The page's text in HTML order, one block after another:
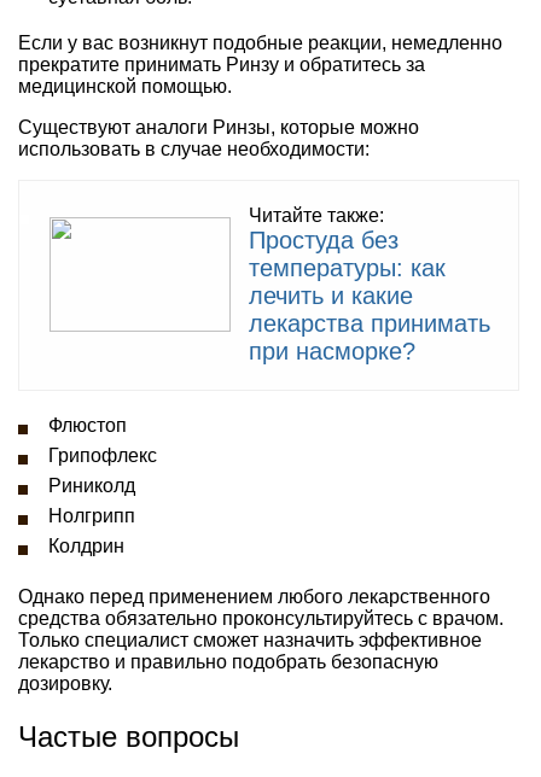
Если у вас возникнут подобные реакции, немедленно
прекратите принимать Ринзу и обратитесь за
медицинской помощью.
Существуют аналоги Ринзы, которые можно
использовать в случае необходимости:
Читайте также:
Простуда без
температуры: как
лечить и какие
лекарства принимать
при насморке?
Флюстоп
Грипофлекс
Риниколд
Нолгрипп
Колдрин
Однако перед применением любого лекарственного
средства обязательно проконсультируйтесь с врачом.
Только специалист сможет назначить эффективное
лекарство и правильно подобрать безопасную
дозировку.
Частые вопросы